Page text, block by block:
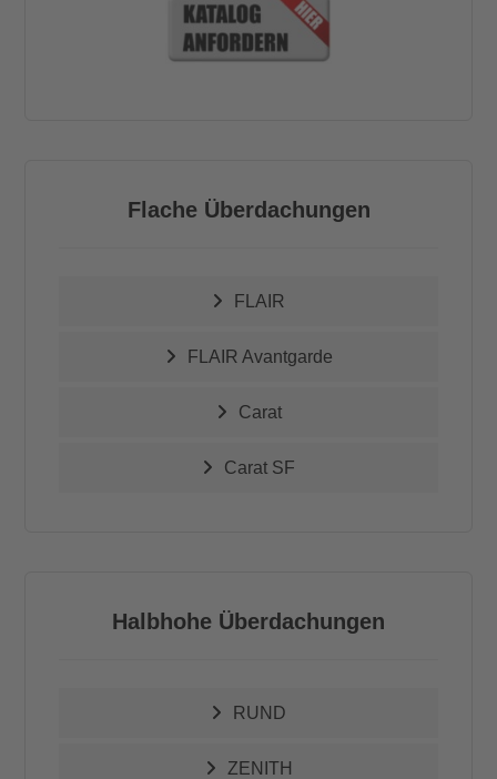
Flache Überdachungen
FLAIR
FLAIR Avantgarde
Carat
Carat SF
Halbhohe Überdachungen
RUND
ZENITH